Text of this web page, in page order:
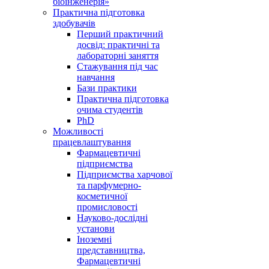
Практична підготовка
здобувачів
Перший практичний
досвід: практичні та
лабораторні заняття
Стажування під час
навчання
Бази практики
Практична підготовка
очима студентів
PhD
Можливості
працевлаштування
Фармацевтичні
підприємства
Підприємства харчової
та парфумерно-
косметичної
промисловості
Науково-дослідні
установи
Іноземні
представництва,
Фармацевтичні